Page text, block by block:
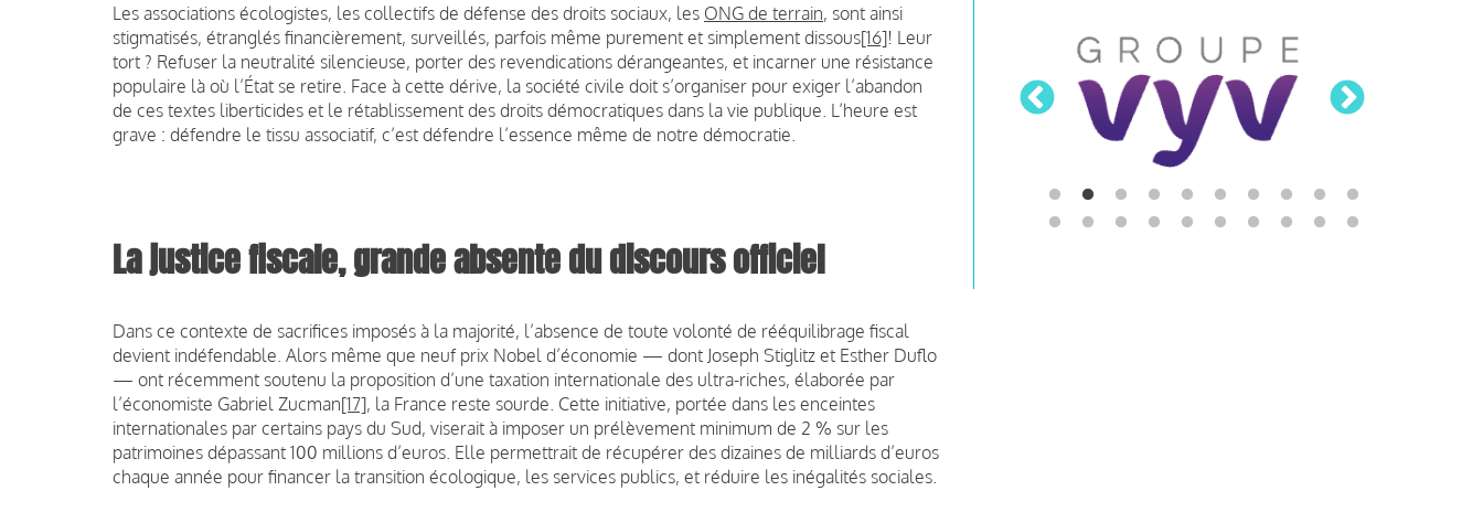
Les associations écologistes, les collectifs de défense des droits sociaux, les ONG de terrain, sont ainsi
stigmatisés, étranglés financièrement, surveillés, parfois même purement et simplement dissous[16]! Leur
tort ? Refuser la neutralité silencieuse, porter des revendications dérangeantes, et incarner une résistance
populaire là où l’État se retire. Face à cette dérive, la société civile doit s’organiser pour exiger l’abandon
de ces textes liberticides et le rétablissement des droits démocratiques dans la vie publique. L’heure est
grave : défendre le tissu associatif, c’est défendre l’essence même de notre démocratie.
La justice fiscale, grande absente du discours officiel
Dans ce contexte de sacrifices imposés à la majorité, l’absence de toute volonté de rééquilibrage fiscal
devient indéfendable. Alors même que neuf prix Nobel d’économie — dont Joseph Stiglitz et Esther Duflo
— ont récemment soutenu la proposition d’une taxation internationale des ultra-riches, élaborée par
l’économiste Gabriel Zucman[17], la France reste sourde. Cette initiative, portée dans les enceintes
internationales par certains pays du Sud, viserait à imposer un prélèvement minimum de 2 % sur les
patrimoines dépassant 100 millions d’euros. Elle permettrait de récupérer des dizaines de milliards d’euros
chaque année pour financer la transition écologique, les services publics, et réduire les inégalités sociales.